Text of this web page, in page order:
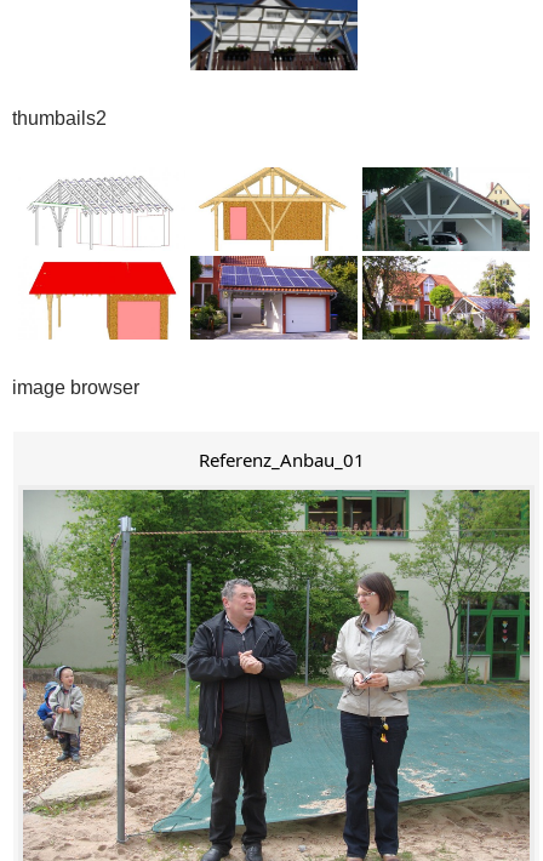
thumbails2
image browser
Referenz_Anbau_01